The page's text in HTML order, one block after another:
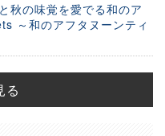
秋の味覚を愛でる和のア
～和のアフタヌーンティ
る